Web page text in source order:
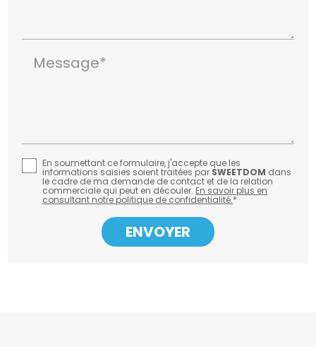
Message*
En soumettant ce formulaire, j'accepte que les
informations saisies soient traitées par SWEETDOM dans
le cadre de ma demande de contact et de la relation
commerciale qui peut en découler. En savoir plus en
consultant notre politique de confidentialité.*